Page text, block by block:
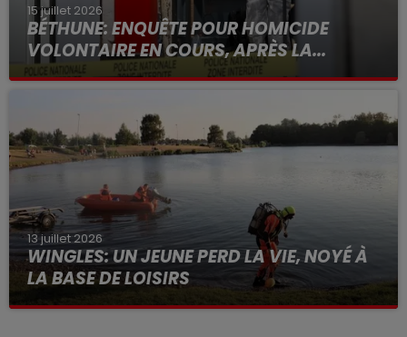
15 juillet 2026
BÉTHUNE: ENQUÊTE POUR HOMICIDE
VOLONTAIRE EN COURS, APRÈS LA...
Selon les premiers éléments, le logement servait
13 juillet 2026
WINGLES: UN JEUNE PERD LA VIE, NOYÉ À
LA BASE DE LOISIRS
La victime a coulé à pic